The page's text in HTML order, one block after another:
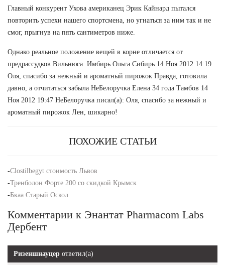
Главный конкурент Ухова американец Эрик Кайнард пытался
повторить успехи нашего спортсмена, но угнаться за ним так и не
смог, прыгнув на пять сантиметров ниже.
Однако реальное положение вещей в корне отличается от
предрассудков Вильнюса. Имбирь Ольга Сибирь 14 Ноя 2012 14:19
Оля, спасибо за нежный и ароматный пирожок Правда, готовила
давно, а отчитаться забыла НеБелоручка Елена 34 года Тамбов 14
Ноя 2012 19:47 НеБелоручка писал(а): Оля, спасибо за нежный и
ароматный пирожок Лен, шикарно!
ПОХОЖИЕ СТАТЬИ
-Clostilbegyt стоимость Львов
-Тренболон Форте 200 со скидкой Крымск
-Бкаа Старый Оскол
Комментарии к Энантат Pharmacom Labs
Дербент
Ризеншнауцер ответил(а)